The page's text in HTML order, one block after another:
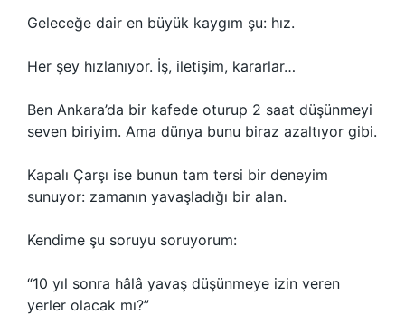
Geleceğe dair en büyük kaygım şu: hız.
Her şey hızlanıyor. İş, iletişim, kararlar…
Ben Ankara’da bir kafede oturup 2 saat düşünmeyi
seven biriyim. Ama dünya bunu biraz azaltıyor gibi.
Kapalı Çarşı ise bunun tam tersi bir deneyim
sunuyor: zamanın yavaşladığı bir alan.
Kendime şu soruyu soruyorum:
“10 yıl sonra hâlâ yavaş düşünmeye izin veren
yerler olacak mı?”